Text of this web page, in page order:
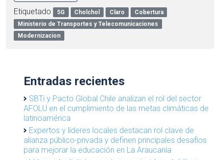
Etiquetado 5G Cholchol Claro
Cobertura
Ministerio de Transportes y Telecomunicaciones
Modernizacion
Entradas recientes
SBTi y Pacto Global Chile analizan el rol del sector
AFOLU en el cumplimiento de las metas climáticas de
latinoamérica
Expertos y líderes locales destacan rol clave de
alianza público-privada y definen principales desafíos
para mejorar la educación en La Araucanía